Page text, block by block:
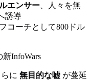
エンサー 、人々を無
誘導
コーチとして800ドル
InfoWars
らに 無目的な嘘 が蔓延